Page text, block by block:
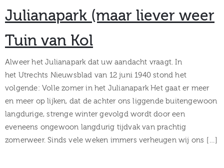
Julianapark (maar liever weer
Tuin van Kol
Alweer het Julianapark dat uw aandacht vraagt. In
het Utrechts Nieuwsblad van 12 juni 1940 stond het
volgende: Volle zomer in het Julianapark Het gaat er meer
en meer op lijken, dat de achter ons liggende buitengewoon
langdurige, strenge winter gevolgd wordt door een
eveneens ongewoon langdurig tijdvak van prachtig
zomerweer. Sinds vele weken immers verheugen wij ons […]